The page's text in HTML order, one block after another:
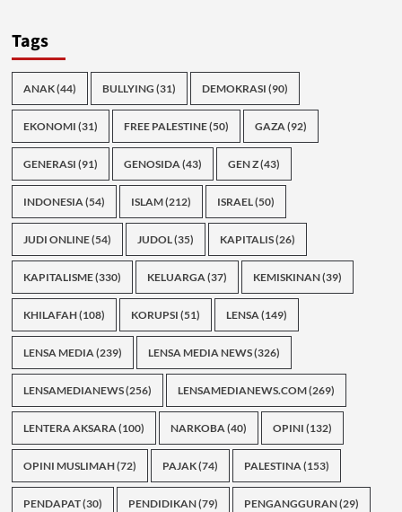
Tags
ANAK(44) BULLYING (31) DEMOKRASI (90)
EKONOMI (31) FREE PALESTINE(50) GAZA(92)
GENERASI (91) GENOSIDA(43) GEN Z(43)
INDONESIA(54) ISLAM(212) ISRAEL(50)
JUDI ONLINE(54) JUDOL(35) KAPITALIS(26)
KAPITALISME(330) KELUARGA(37) KEMISKINAN(39)
KHILAFAH(108) KORUPSI (51) LENSA(149)
LENSA MEDIA(239) LENSA MEDIA NEWS(326)
LENSAMEDIANEWS(256) LENSAMEDIANEWS.COM(269)
LENTERA AKSARA(100) NARKOBA(40) OPINI (132)
OPINI MUSLIMAH(72) PAJAK(74) PALESTINA(153)
PENDAPAT(30) PENDIDIKAN(79) PENGANGGURAN(29)